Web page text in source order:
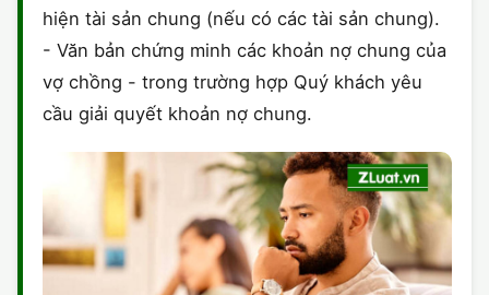
hiện tài sản chung (nếu có các tài sản chung).
- Văn bản chứng minh các khoản nợ chung của
vợ chồng - trong trường hợp Quý khách yêu
cầu giải quyết khoản nợ chung.